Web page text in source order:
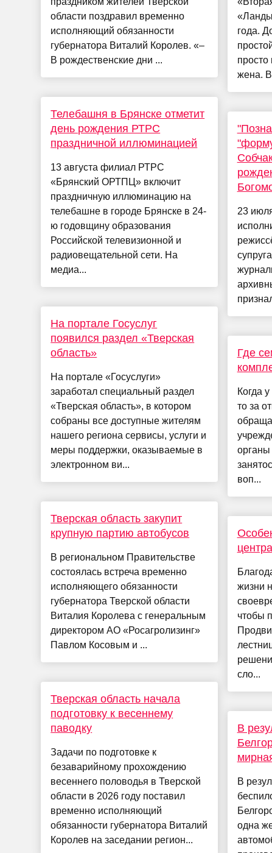
области поздравил временно
исполняющий обязанности
губернатора Виталий Королев. «–
В рождественские дни ...
Телебашня в Брянске отметит
день рождения РТРС
праздничной иллюминацией
13 августа филиал РТРС
«Брянский ОРТПЦ» включит
праздничную иллюминацию на
телебашне в городе Брянске в 24-
ю годовщину образования
Российской телевизионной и
радиовещательной сети. На
медиа...
На портале Госуслуг
появился раздел «Тверская
область»
На портале «Госуслуги»
заработал специальный раздел
«Тверская область», в котором
собраны все доступные жителям
нашего региона сервисы, услуги и
меры поддержки, оказываемые в
электронном ви...
Тверская область закупит
крупную партию автобусов
В региональном Правительстве
состоялась встреча временно
исполняющего обязанности
губернатора Тверской области
Виталия Королева с генеральным
директором АО «Росагролизинг»
Павлом Косовым и ...
Тверская область начала
подготовку к весеннему
паводку
Задачи по подготовке к
безаварийному прохождению
весеннего половодья в Тверской
области в 2026 году поставил
временно исполняющий
обязанности губернатора Виталий
Королев на заседании регион...
года.
просто
жена.
23
Где
Когда
то за
воп...
жизни
чтобы
сло...
В
В
одна